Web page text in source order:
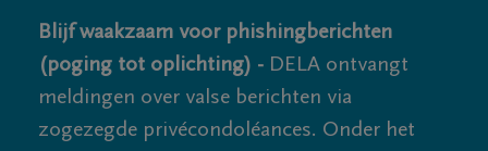
Blijf waakzaam voor phishingberichten
(poging tot oplichting) - DELA ontvangt
meldingen over valse berichten via
zogezegde privécondoléances. Onder het